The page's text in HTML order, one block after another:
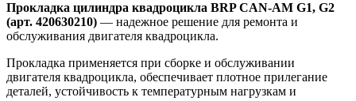
Прокладка цилиндра квадроцикла BRP CAN-AM G1, G2
(арт. 420630210) — надежное решение для ремонта и
обслуживания двигателя квадроцикла.
Прокладка применяется при сборке и обслуживании
двигателя квадроцикла, обеспечивает плотное прилегание
деталей, устойчивость к температурным нагрузкам и